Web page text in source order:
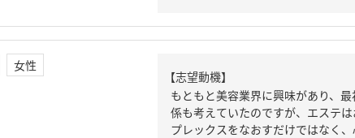
女性
【志望動機】
もともと美容業界に興味があり、
係も考えていたのですが、エステ
プレックスをなおすだけではなく